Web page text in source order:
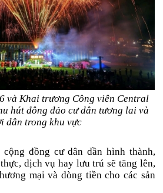
và Khai trương Công viên Central
hút đông đảo cư dân tương lai và
dân trong khu vực
đồng cư dân dần hình thành,
dịch vụ hay lưu trú sẽ tăng lên,
mại và dòng tiền cho các sản